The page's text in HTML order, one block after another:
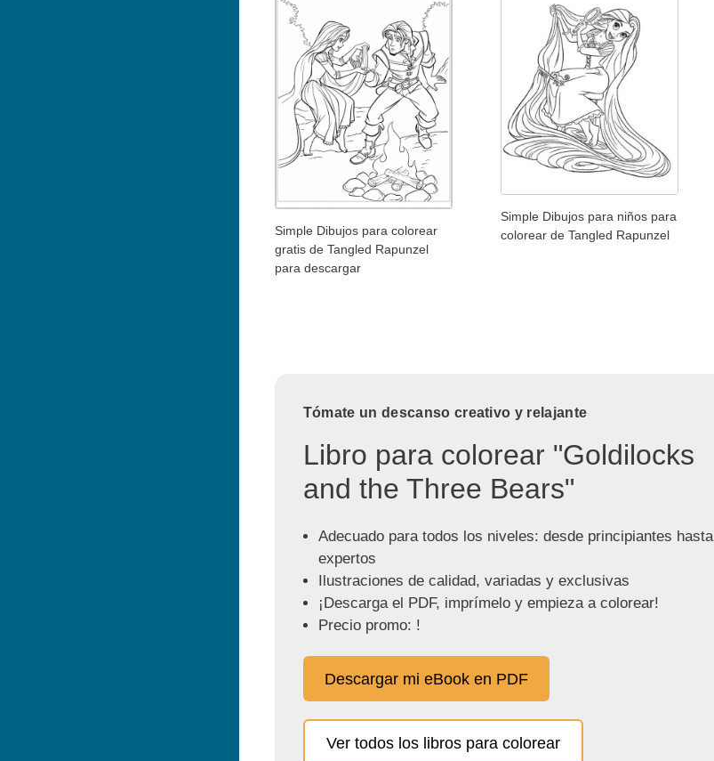
Simple Dibujos para colorear
gratis de Tangled Rapunzel
para descargar
Simple Dibujos para niños para
colorear de Tangled Rapunzel
Tómate un descanso creativo y relajante
Libro para colorear "Goldilocks
and the Three Bears"
Adecuado para todos los niveles: desde principiantes hasta
expertos
Ilustraciones de calidad, variadas y exclusivas
¡Descarga el PDF, imprímelo y empieza a colorear!
Precio promo: !
Descargar mi eBook en PDF
Ver todos los libros para colorear